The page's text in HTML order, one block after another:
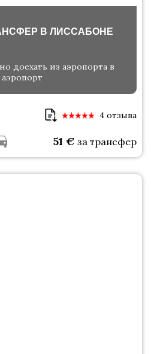
В ЛИССАБОНЕ
доехать из аэропорта в
4 отзыва
51 € за трансфер